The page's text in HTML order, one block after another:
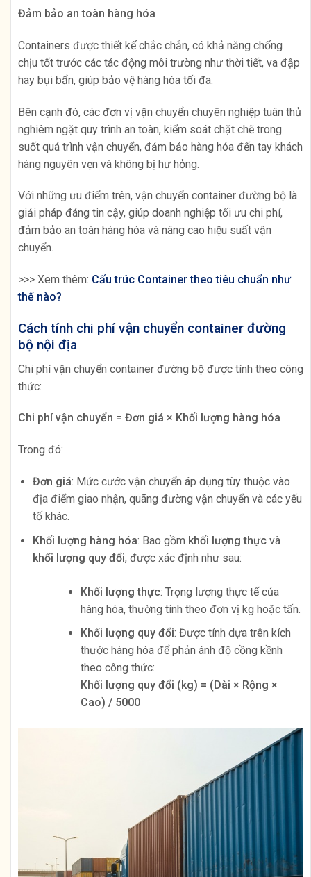
Đảm bảo an toàn hàng hóa
Containers được thiết kế chắc chắn, có khả năng chống
chịu tốt trước các tác động môi trường như thời tiết, va đập
hay bụi bẩn, giúp bảo vệ hàng hóa tối đa.
Bên cạnh đó, các đơn vị vận chuyển chuyên nghiệp tuân thủ
nghiêm ngặt quy trình an toàn, kiểm soát chặt chẽ trong
suốt quá trình vận chuyển, đảm bảo hàng hóa đến tay khách
hàng nguyên vẹn và không bị hư hỏng.
Với những ưu điểm trên, vận chuyển container đường bộ là
giải pháp đáng tin cậy, giúp doanh nghiệp tối ưu chi phí,
đảm bảo an toàn hàng hóa và nâng cao hiệu suất vận
chuyển.
>>> Xem thêm: Cấu trúc Container theo tiêu chuẩn như
thế nào?
Cách tính chi phí vận chuyển container đường
bộ nội địa
Chi phí vận chuyển container đường bộ được tính theo công
thức:
Chi phí vận chuyển = Đơn giá × Khối lượng hàng hóa
Trong đó:
Đơn giá: Mức cước vận chuyển áp dụng tùy thuộc vào
địa điểm giao nhận, quãng đường vận chuyển và các yếu
tố khác.
Khối lượng hàng hóa: Bao gồm khối lượng thựcvà
khối lượng quy đổi, được xác định như sau:
Khối lượng thực: Trọng lượng thực tế của
hàng hóa, thường tính theo đơn vị kg hoặc tấn.
Khối lượng quy đổi: Được tính dựa trên kích
thước hàng hóa để phản ánh độ cồng kềnh
theo công thức:
Khối lượng quy đổi (kg) = (Dài × Rộng ×
Cao) / 5000